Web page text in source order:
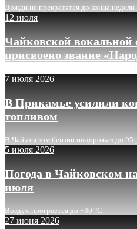
Дожди не прекратятся до конца недели
12 июля
Чайковской вокальной
присвоено звание
7 июля 2026
В Прикамье усилили
топливом
В Чайковском бензин подорожал до 95
5 июля 2026
Погода в Чайковском
июля
Воздух прогреется до +30 °C
27 июня 2026